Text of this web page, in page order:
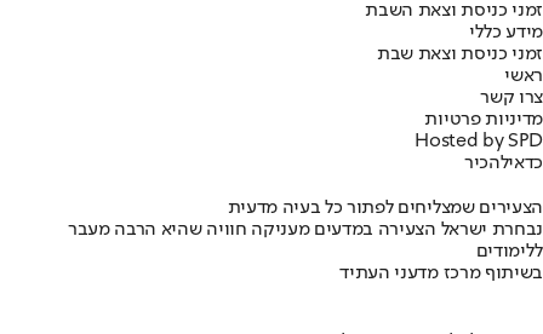
זמני כניסת וצאת השבת
מידע כללי
זמני כניסת וצאת שבת
ראשי
צרו קשר
מדיניות פרטיות
Hosted by SPD
כדאילהכיר
הצעירים שמצליחים לפתור כל בעיה מדעית
נבחרת ישראל הצעירה במדעים מעניקה חוויה שהיא הרבה מעבר
ללימודים
בשיתוף מרכז מדעני העתיד